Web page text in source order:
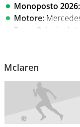
Monoposto 2026:
Motore:
Team Principal:
Piloti 2026:#1
Gran premio
1 Australia GP
Mclaren